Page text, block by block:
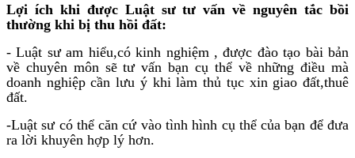
Lợi ích khi được Luật sư tư vấn về nguyên tắc bồi
thường khi bị thu hồi đất:
- Luật sư am hiểu,có kinh nghiệm , được đào tạo bài bản
về chuyên môn sẽ tư vấn bạn cụ thể về những điều mà
doanh nghiệp cần lưu ý khi làm thủ tục xin giao đất,thuê
đất.
-Luật sư có thể căn cứ vào tình hình cụ thể của bạn để đưa
ra lời khuyên hợp lý hơn.